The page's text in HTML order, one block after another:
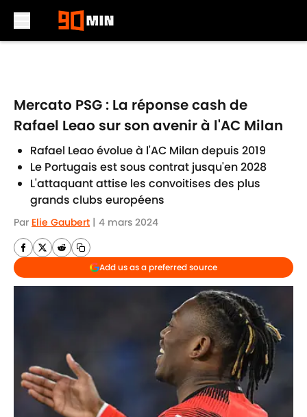
Mercato PSG : La réponse cash de
Rafael Leao sur son avenir à l'AC Milan
Rafael Leao évolue à l'AC Milan depuis 2019
Le Portugais est sous contrat jusqu'en 2028
L'attaquant attise les convoitises des plus
grands clubs européens
Par Elie Gaubert | 4 mars 2024
Add us as a preferred source